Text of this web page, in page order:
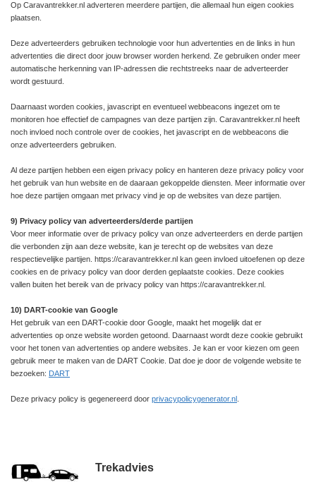
Op Caravantrekker.nl adverteren meerdere partijen, die allemaal hun eigen cookies
plaatsen.
Deze adverteerders gebruiken technologie voor hun advertenties en de links in hun
advertenties die direct door jouw browser worden herkend. Ze gebruiken onder meer
automatische herkenning van IP-adressen die rechtstreeks naar de adverteerder
wordt gestuurd.
Daarnaast worden cookies, javascript en eventueel webbeacons ingezet om te
monitoren hoe effectief de campagnes van deze partijen zijn. Caravantrekker.nl heeft
noch invloed noch controle over de cookies, het javascript en de webbeacons die
onze adverteerders gebruiken.
Al deze partijen hebben een eigen privacy policy en hanteren deze privacy policy voor
het gebruik van hun website en de daaraan gekoppelde diensten. Meer informatie over
hoe deze partijen omgaan met privacy vind je op de websites van deze partijen.
9) Privacy policy van adverteerders/derde partijen
Voor meer informatie over de privacy policy van onze adverteerders en derde partijen
die verbonden zijn aan deze website, kan je terecht op de websites van deze
respectievelijke partijen. https://caravantrekker.nl kan geen invloed uitoefenen op deze
cookies en de privacy policy van door derden geplaatste cookies. Deze cookies
vallen buiten het bereik van de privacy policy van https://caravantrekker.nl.
10) DART-cookie van Google
Het gebruik van een DART-cookie door Google, maakt het mogelijk dat er
advertenties op onze website worden getoond. Daarnaast wordt deze cookie gebruikt
voor het tonen van advertenties op andere websites. Je kan er voor kiezen om geen
gebruik meer te maken van de DART Cookie. Dat doe je door de volgende website te
bezoeken: DART
Deze privacy policy is gegenereerd door privacypolicygenerator.nl
Trekadvies